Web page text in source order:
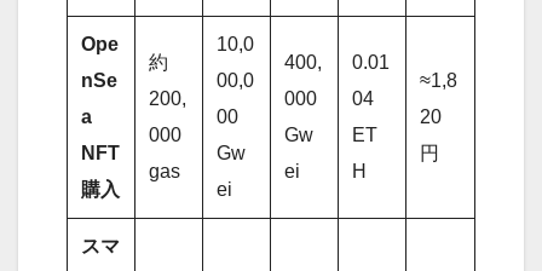
Ope
nSe
a
NFT
購入
約
200,
000
gas
10,0
00,0
00
Gw
ei
400,
000
Gw
ei
0.01
04
ET
H
≈1,8
20
円
スマ